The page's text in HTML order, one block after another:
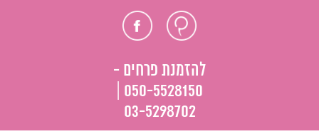
חוות פייסבוק
להזמנת פרחים -
050-5528150 |
03-5298702